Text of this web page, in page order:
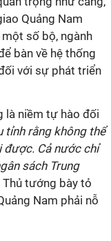
Quảng Nam
số bộ, ngành
bàn về hệ thống
với sự phát triển
là niềm tự hào đối
tỉnh rằng không thể
được. Cả nước chỉ
sách Trung
Thủ tướng bày tỏ
Nam phải nỗ